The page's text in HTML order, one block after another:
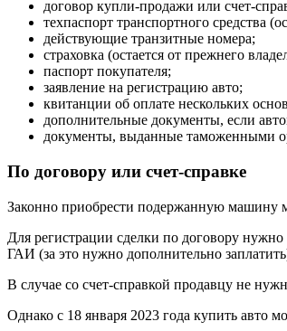
договор купли-продажи или счет-
техпаспорт транспортного средства
действующие транзитные номера;
страховка (остается от прежнего
паспорт покупателя;
заявление на регистрацию авто;
квитанции об оплате нескольких
дополнительные документы, если
документы, выданные таможенными
По договору или счет-справке
Законно приобрести подержанную машину
Для регистрации сделки по договору
ГАИ (за это нужно дополнительно
В случае со счет-справкой продавцу не
Однако с 18 января 2023 года купить авто